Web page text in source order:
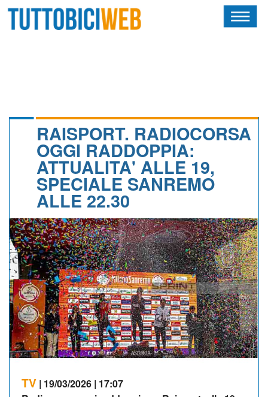
CALENDARIO
ALBI D'ORO
NEWSLETTER
RAISPORT. RADIOCORSA
OGGI RADDOPPIA:
ATTUALITA' ALLE 19,
SPECIALE SANREMO
ALLE 22.30
TV | 19/03/2026 | 17:07